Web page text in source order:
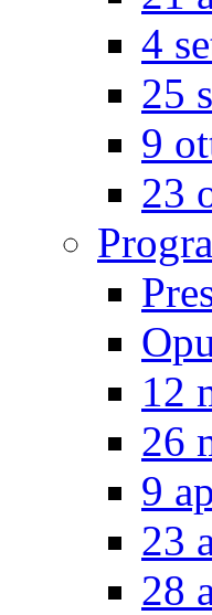
4
25
9
23
12
26
9
23
28